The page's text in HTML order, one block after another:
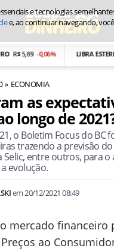
5,89 -0,06% LIBRA ESTERLINA
ECONOMIA
as
longo de
o Boletim Focus do BC
trazendo a previsão
Selic, entre outros, para
evolução.
em20/12/2021 08:49
mercado financeiro
ao
e tecnologias
e, ao continuar navegando,